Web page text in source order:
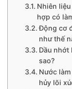
Nhiên
hợp có
Động cơ
như thế
Dầu nhớt
sao?
Nước
hủy lõi